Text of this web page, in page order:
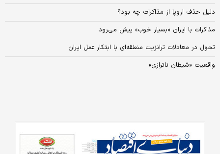
دلیل حذف اروپا از مذاکرات چه بود؟
مذاکرات با ایران «بسیار خوب» پیش می‌رود
تحول در معادلات ترانزیت منطقه‌ای با ابتکار عمل ایران
واقعیت «شیطان ناترازی»